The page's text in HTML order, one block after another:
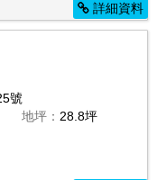
詳細資料
號
地坪： 28.8坪